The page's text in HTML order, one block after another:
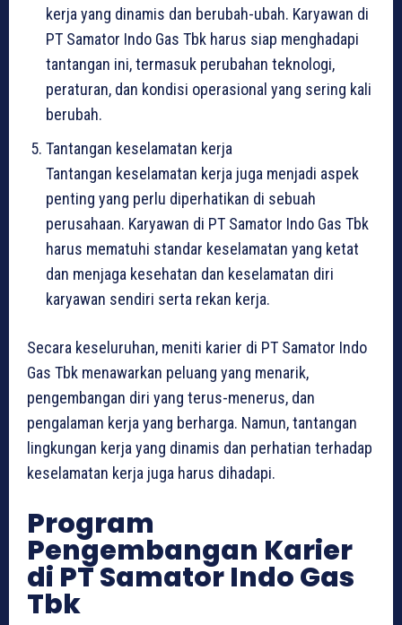
kerja yang dinamis dan berubah-ubah. Karyawan di
PT Samator Indo Gas Tbk harus siap menghadapi
tantangan ini, termasuk perubahan teknologi,
peraturan, dan kondisi operasional yang sering kali
berubah.
Tantangan keselamatan kerja
Tantangan keselamatan kerja juga menjadi aspek
penting yang perlu diperhatikan di sebuah
perusahaan. Karyawan di PT Samator Indo Gas Tbk
harus mematuhi standar keselamatan yang ketat
dan menjaga kesehatan dan keselamatan diri
karyawan sendiri serta rekan kerja.
Secara keseluruhan, meniti karier di PT Samator Indo
Gas Tbk menawarkan peluang yang menarik,
pengembangan diri yang terus-menerus, dan
pengalaman kerja yang berharga. Namun, tantangan
lingkungan kerja yang dinamis dan perhatian terhadap
keselamatan kerja juga harus dihadapi.
Program
Pengembangan Karier
di PT Samator Indo Gas
Tbk